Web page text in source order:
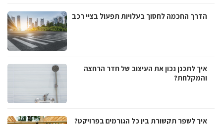
הדרך החכמה לחסוך בעלויות תפעול בציי רכב
איך לתכנן נכון את העיצוב של חדר הרחצה
והמקלחת?
איך לשפר תקשורת בין כל הגורמים בפרויקט?